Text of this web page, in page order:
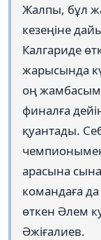
Жалпы, бұл
кезеңіне
Калгариде
жарысында
оң
финалға
қуантады.
арасына
командаға да
өткен Әлем
Әжіғалиев.